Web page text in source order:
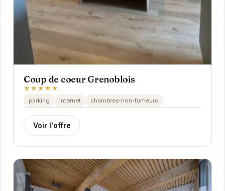
Coup de coeur Grenoblois
★★★★★
parking internet chambres-non-fumeurs
Voir l'offre